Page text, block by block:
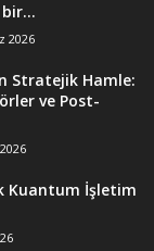
2026
Stratejik Hamle:
ve Post-
Kuantum İşletim